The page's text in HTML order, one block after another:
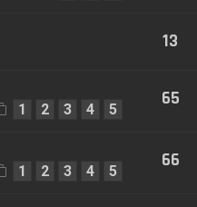
13
1 2 3 4 5 65
1 2 3 4 5 66